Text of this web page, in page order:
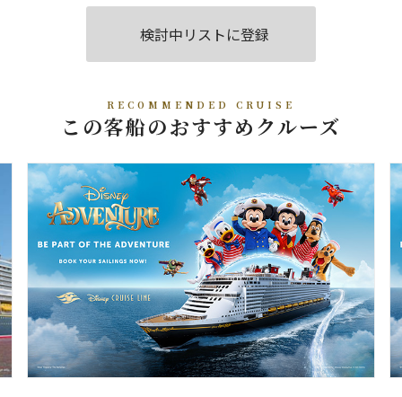
検討中リストに登録
RECOMMENDED CRUISE
この客船のおすすめクルーズ